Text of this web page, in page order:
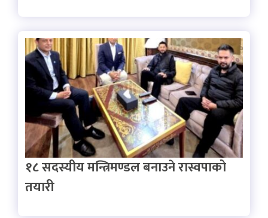
१८ सदस्यीय मन्त्रिमण्डल बनाउने रास्वपाको
तयारी